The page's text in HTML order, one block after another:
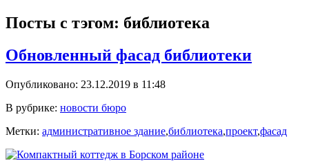
Посты с тэгом: библиотека
Обновленный фасад библиотеки
Опубликовано: 23.12.2019 в 11:48
В рубрике: новости бюро
Метки: административное здание,библиотека,проект,фасад